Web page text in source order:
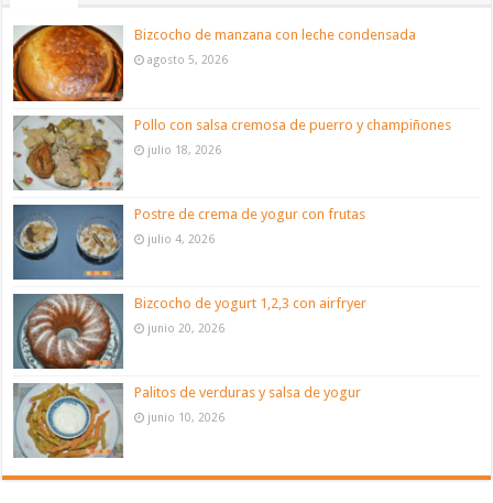
Bizcocho de manzana con leche condensada
agosto 5, 2026
Pollo con salsa cremosa de puerro y champiñones
julio 18, 2026
Postre de crema de yogur con frutas
julio 4, 2026
Bizcocho de yogurt 1,2,3 con airfryer
junio 20, 2026
Palitos de verduras y salsa de yogur
junio 10, 2026